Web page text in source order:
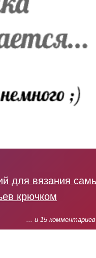
для вязания
крючком
... и 15 комментариев